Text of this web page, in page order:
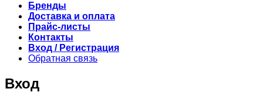
Бренды
Доставка и оплата
Прайс-листы
Контакты
Вход / Регистрация
Обратная связь
Вход